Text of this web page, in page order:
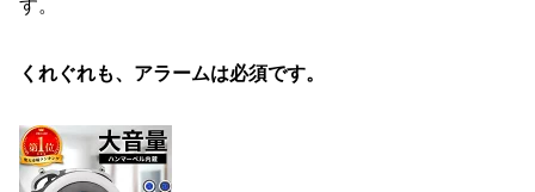
す。
くれぐれも、アラームは必須です。